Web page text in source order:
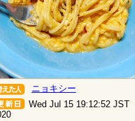
ニョキシー
Wed Jul 15 19:12:52 JST